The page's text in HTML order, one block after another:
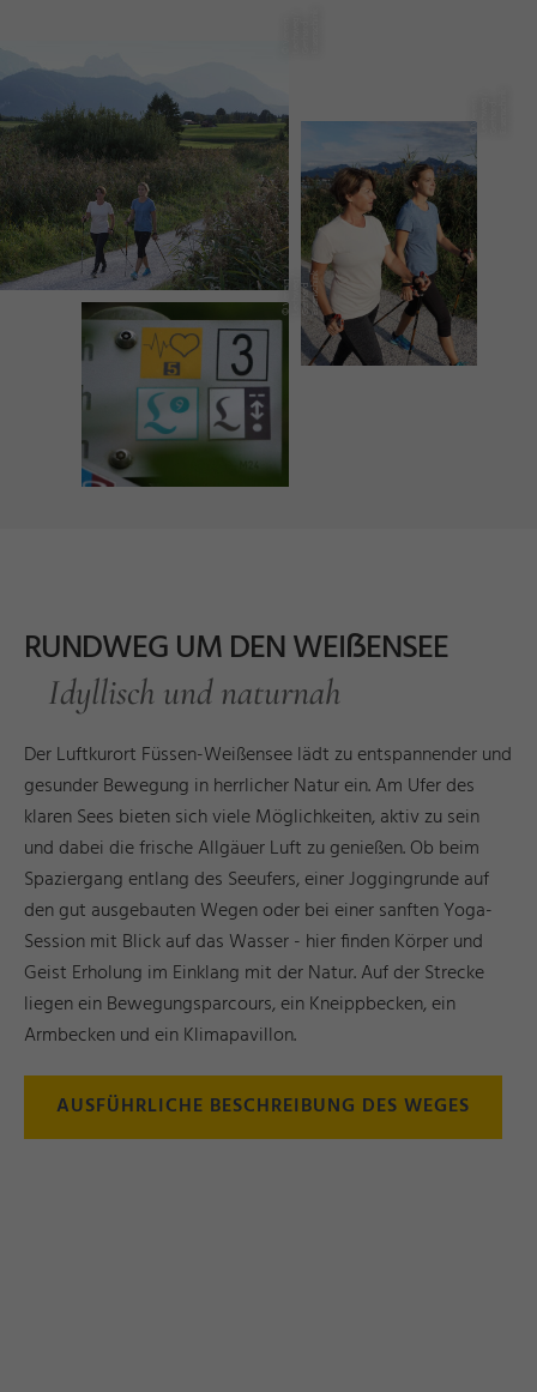
©
V
e
r ei
n
L
e
c
h
w e
g /
G
e
r
h
a
r d
Ei
s
e
n
s
c
hi nk
©
V
e
r
n
L
e
c
h
w
g
G
e
r
h
a
r
Ei
s
e
n
s
c
hi
RUNDWEG UM DEN WEIẞENSEE
Idyllisch und naturnah
Der Luftkurort Füssen-Weißensee lädt zu entspannender und
gesunder Bewegung in herrlicher Natur ein. Am Ufer des
klaren Sees bieten sich viele Möglichkeiten, aktiv zu sein
und dabei die frische Allgäuer Luft zu genießen. Ob beim
Spaziergang entlang des Seeufers, einer Joggingrunde auf
den gut ausgebauten Wegen oder bei einer sanften Yoga-
Session mit Blick auf das Wasser - hier finden Körper und
Geist Erholung im Einklang mit der Natur. Auf der Strecke
liegen ein Bewegungsparcours, ein Kneippbecken, ein
Armbecken und ein Klimapavillon.
AUSFÜHRLICHE BESCHREIBUNG DES WEGES